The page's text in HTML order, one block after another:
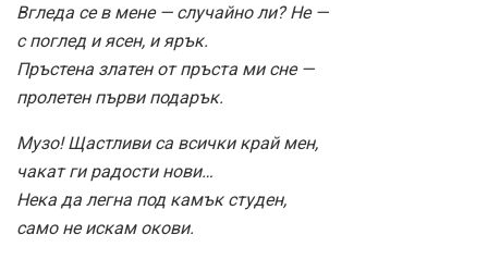
Вгледа се в мене — случайно ли? Не —
с поглед и ясен, и ярък.
Пръстена златен от пръста ми сне —
пролетен първи подарък.
Музо! Щастливи са всички край мен,
чакат ги радости нови…
Нека да легна под камък студен,
само не искам окови.